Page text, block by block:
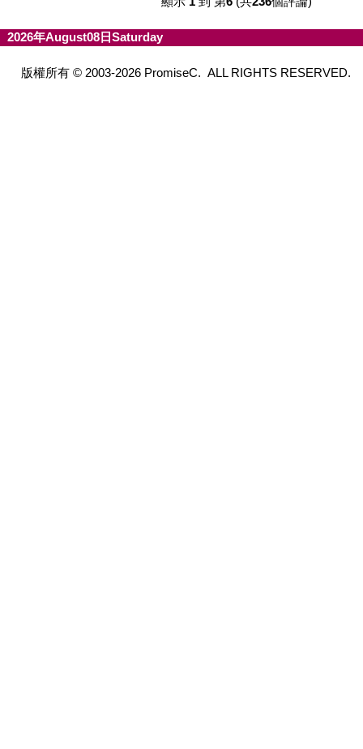
2026年August08日Saturday
版權所有 © 2003-2026 PromiseC. ALL RIGHTS RESERVED.